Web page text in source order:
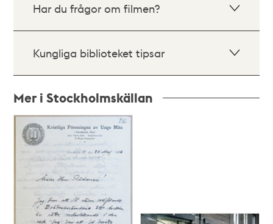
Har du frågor om filmen?
Kungliga biblioteket tipsar
Mer i Stockholmskällan
Relaterade
poster